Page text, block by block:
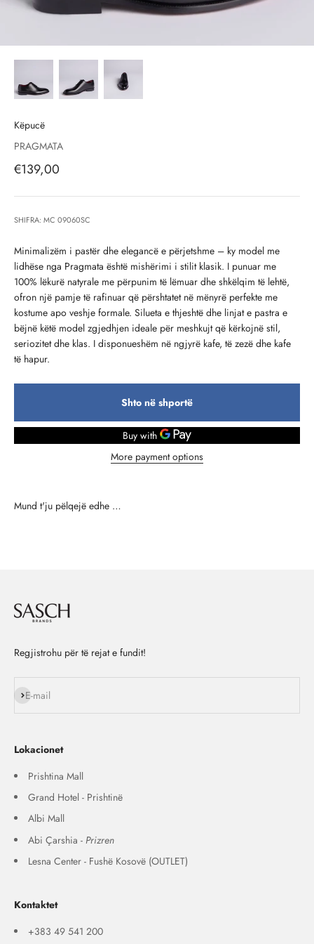
Këpucë
PRAGMATA
Çmimi i shitjes, çmimi i shitjeve
€139,00
SHIFRA: MC 09060SC
Minimalizëm i pastër dhe elegancë e përjetshme – ky model me
lidhëse nga Pragmata është mishërimi i stilit klasik. I punuar me
100% lëkurë natyrale me përpunim të lëmuar dhe shkëlqim të lehtë,
ofron një pamje të rafinuar që përshtatet në mënyrë perfekte me
kostume apo veshje formale. Silueta e thjeshtë dhe linjat e pastra e
bëjnë këtë model zgjedhjen ideale për meshkujt që kërkojnë stil,
seriozitet dhe klas. I disponueshëm në ngjyrë kafe, të zezë dhe kafe
të hapur.
Shto në shportë
More payment options
Regjistrohu për të rejat e fundit!
E-mail
Na ndiq
Lokacionet
Prishtina Mall
Grand Hotel - Prishtinë
Albi Mall
Abi Çarshia - Prizren
Lesna Center - Fushë Kosovë (OUTLET)
Kontaktet
+383 49 541 200